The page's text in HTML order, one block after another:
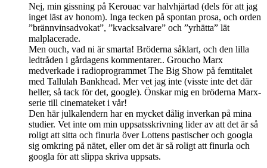
Nej, min gissning på Kerouac var halvhjärtad (dels för att jag
inget läst av honom). Inga tecken på spontan prosa, och orden
”brännvinsadvokat”, ”kvacksalvare” och ”yrhätta” lät
malplacerade.
Men ouch, vad ni är smarta! Bröderna såklart, och den lilla
ledtråden i gårdagens kommentarer.. Groucho Marx
medverkade i radioprogrammet The Big Show på femtitalet
med Tallulah Bankhead. Mer vet jag inte (visste inte det där
heller, så tack för det, google). Önskar mig en bröderna Marx-
serie till cinemateket i vår!
Den här julkalendern har en mycket dålig inverkan på mina
studier. Vet inte om min uppsatsskrivning lider av att det är så
roligt att sitta och finurla över Lottens pastischer och googla
sig omkring på nätet, eller om det är så roligt att finurla och
googla för att slippa skriva uppsats.